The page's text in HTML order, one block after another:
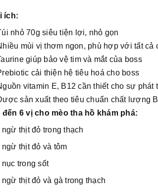
ích:
nhỏ 70g siêu tiện lợi, nhỏ gọn
mùi vị thơm ngon, phù hợp với tất cả
giúp bảo vệ tim và mắt của boss
cải thiện hệ tiêu hoá cho boss
vitamin E, B12 cần thiết cho sự phát
sản xuất theo tiêu chuẩn chất lượng
đến 6 vị cho mèo tha hồ khám phá:
ngừ thịt đỏ trong thạch
ngừ thịt đỏ và tôm
nục trong sốt
ngừ thịt đỏ và gà trong thạch